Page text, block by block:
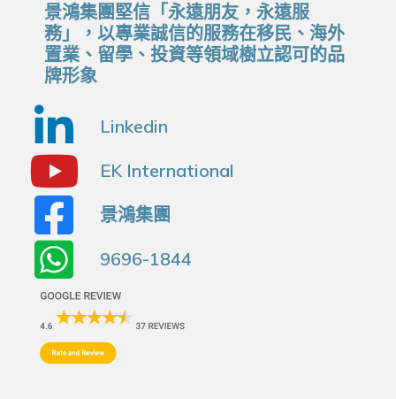
景鴻集團堅信「永遠朋友，永遠服
務」，以專業誠信的服務在移民、海外
置業、留學、投資等領域樹立認可的品
牌形象
Linkedin
EK International
景鴻集團
9696-1844